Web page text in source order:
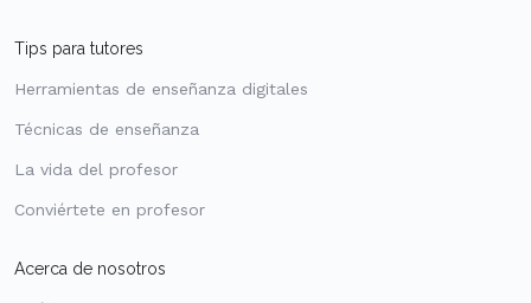
Tips para tutores
Herramientas de enseñanza digitales
Técnicas de enseñanza
La vida del profesor
Conviértete en profesor
Acerca de nosotros